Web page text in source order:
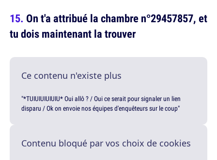
On t'a attribué la chambre n°29457857, et
tu dois maintenant la trouver
Ce contenu n'existe plus
"*TUIUIUIUIUIU* Oui allô ? / Oui ce serait pour signaler un lien
disparu / Ok on envoie nos équipes d'enquêteurs sur le coup"
Contenu bloqué par vos choix de cookies